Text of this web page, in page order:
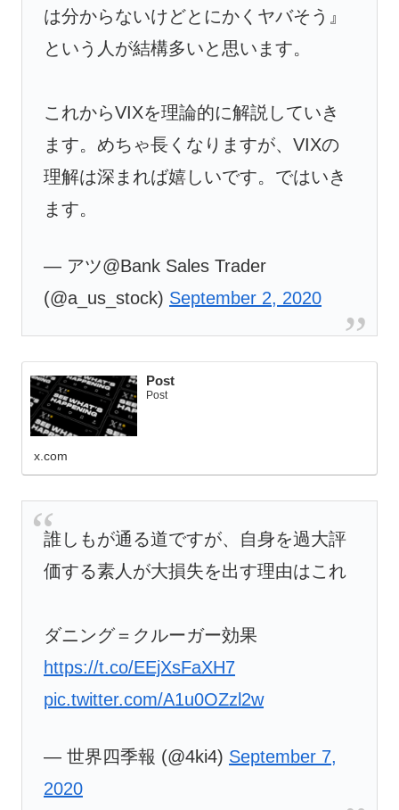
は分からないけどとにかくヤバそう』
という人が結構多いと思います。
これからVIXを理論的に解説していき
ます。めちゃ長くなりますが、VIXの
理解は深まれば嬉しいです。ではいき
ます。
— アツ@Bank Sales Trader
(@a_us_stock) September 2, 2020
Post
Post
x.com
誰しもが通る道ですが、自身を過大評
価する素人が大損失を出す理由はこれ
ダニング＝クルーガー効果
https://t.co/EEjXsFaXH7
pic.twitter.com/A1u0OZzl2w
— 世界四季報 (@4ki4) September 7,
2020